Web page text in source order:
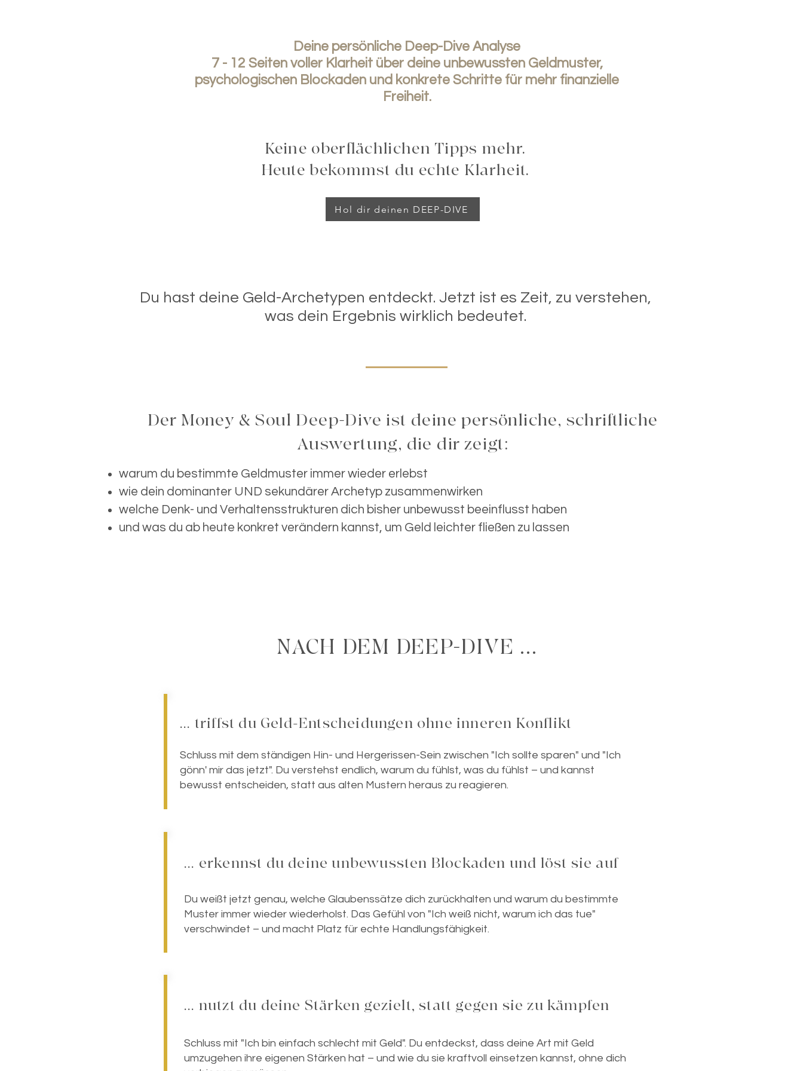
Deine persönliche Deep-Dive Analyse
7 - 12 Seiten voller Klarheit über deine unbewussten Geldmuster,
psychologischen Blockaden und konkrete Schritte für mehr finanzielle
Freiheit.
Keine oberflächlichen Tipps mehr.
Heute bekommst du echte Klarheit.
Hol dir deinen DEEP-DIVE
Du hast deine Geld-Archetypen entdeckt. Jetzt ist es Zeit, zu verstehen,
was dein Ergebnis wirklich bedeutet.
Der Money & Soul Deep-Dive ist deine persönliche, schriftliche
Auswertung, die dir zeigt:​
warum du bestimmte Geldmuster immer wieder erlebst
wie dein dominanter UND sekundärer Archetyp zusammenwirken
welche Denk- und Verhaltensstrukturen dich bisher unbewusst beeinflusst haben
und was du ab heute konkret verändern kannst, um Geld leichter fließen zu lassen
NACH DEM DEEP-DIVE ...
... triffst du Geld-Entscheidungen ohne inneren Konflikt
​Schluss mit dem ständigen Hin- und Hergerissen-Sein zwischen "Ich sollte sparen" und "Ich
gönn' mir das jetzt". Du verstehst endlich, warum du fühlst, was du fühlst – und kannst
bewusst entscheiden, statt aus alten Mustern heraus zu reagieren.
... erkennst du deine unbewussten Blockaden und löst sie auf
Du weißt jetzt genau, welche Glaubenssätze dich zurückhalten und warum du bestimmte
Muster immer wieder wiederholst. Das Gefühl von "Ich weiß nicht, warum ich das tue"
verschwindet – und macht Platz für echte Handlungsfähigkeit.
... nutzt du deine Stärken gezielt, statt gegen sie zu kämpfen
Schluss mit "Ich bin einfach schlecht mit Geld". Du entdeckst, dass deine Art mit Geld
umzugehen ihre eigenen Stärken hat – und wie du sie kraftvoll einsetzen kannst, ohne dich